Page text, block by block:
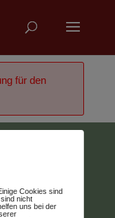
für den
Cookies sind
nicht
uns bei der